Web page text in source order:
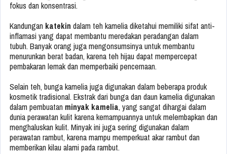
fokus dan konsentrasi.
Kandungan katekin dalam teh kamelia diketahui memiliki sifat anti-
inflamasi yang dapat membantu meredakan peradangan dalam
tubuh. Banyak orang juga mengonsumsinya untuk membantu
menurunkan berat badan, karena teh hijau dapat mempercepat
pembakaran lemak dan memperbaiki pencernaan.
Selain teh, bunga kamelia juga digunakan dalam beberapa produk
kosmetik tradisional. Ekstrak dari bunga dan daun kamelia digunakan
dalam pembuatan minyak kamelia, yang sangat dihargai dalam
dunia perawatan kulit karena kemampuannya untuk melembapkan dan
menghaluskan kulit. Minyak ini juga sering digunakan dalam
perawatan rambut, karena mampu memperkuat akar rambut dan
memberikan kilau alami pada rambut.